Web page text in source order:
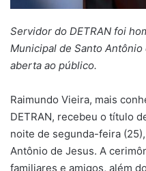
Servidor do DETRAN foi
Municipal de Santo
aberta ao público.
Raimundo Vieira, mais
DETRAN, recebeu o título
noite de segunda-feira
Antônio de Jesus. A
familiares e amigos, além